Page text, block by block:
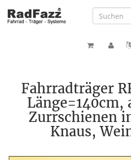
Fahrradträger
Länge=140cm,
Zurrschienen
Knaus,